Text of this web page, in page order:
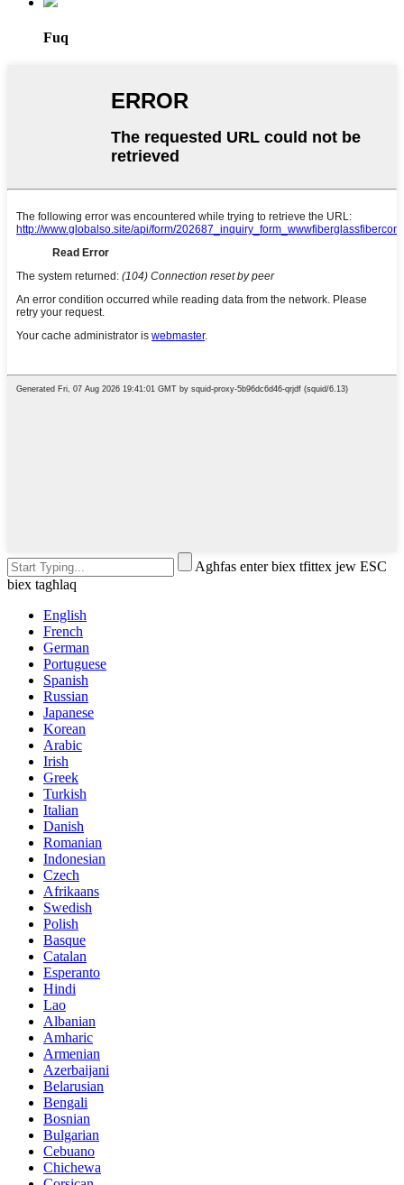
Fuq
Agħfas enter biex tfittex jew ESC
biex tagħlaq
English
French
German
Portuguese
Spanish
Russian
Japanese
Korean
Arabic
Irish
Greek
Turkish
Italian
Danish
Romanian
Indonesian
Czech
Afrikaans
Swedish
Polish
Basque
Catalan
Esperanto
Hindi
Lao
Albanian
Amharic
Armenian
Azerbaijani
Belarusian
Bengali
Bosnian
Bulgarian
Cebuano
Chichewa